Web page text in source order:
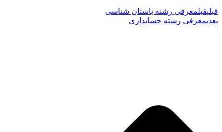
قبلیقبلمعرفی رشته باستان شناسی
بعدیمعرفی رشته حسابداری